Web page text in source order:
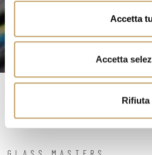
n
s
e
s
Accetta
Accetta
Rifiuta